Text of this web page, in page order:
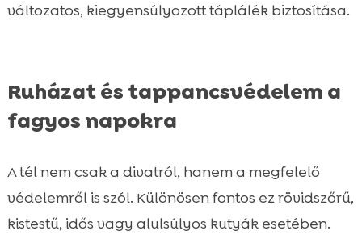
változatos, kiegyensúlyozott táplálék biztosítása.
Ruházat és tappancsvédelem a
fagyos napokra
A tél nem csak a divatról, hanem a megfelelő
védelemről is szól. Különösen fontos ez rövidszőrű,
kistestű, idős vagy alulsúlyos kutyák esetében.